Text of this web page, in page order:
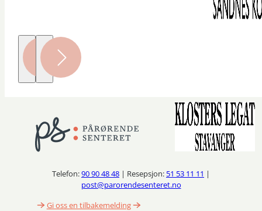
Telefon:90 90 48 48 | Resepsjon: 51 53 11 11 |
post@parorendesenteret.no
Gi oss en tilbakemelding